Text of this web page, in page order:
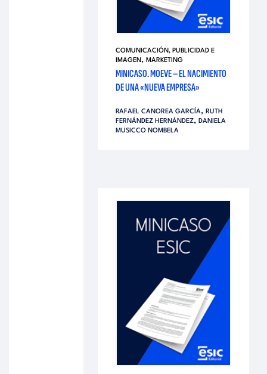
COMUNICACIÓN, PUBLICIDAD E
IMAGEN, MARKETING
MINICASO. MOEVE – EL NACIMIENTO
DE UNA «NUEVA EMPRESA»
RAFAEL CANOREA GARCÍA, RUTH
FERNÁNDEZ HERNÁNDEZ, DANIELA
MUSICCO NOMBELA